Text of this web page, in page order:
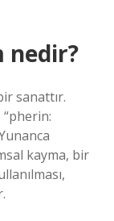
nedir?
sanattır.
kayma, bir